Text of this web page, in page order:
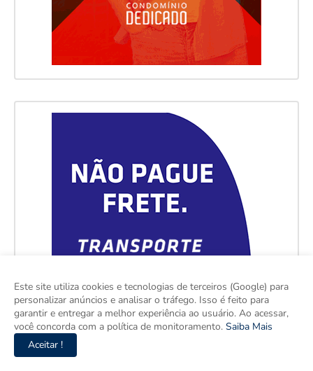
Este site utiliza cookies e tecnologias de terceiros (Google) para
personalizar anúncios e analisar o tráfego. Isso é feito para
garantir e entregar a melhor experiência ao usuário. Ao acessar,
você concorda com a política de monitoramento. Saiba Mais
Aceitar !